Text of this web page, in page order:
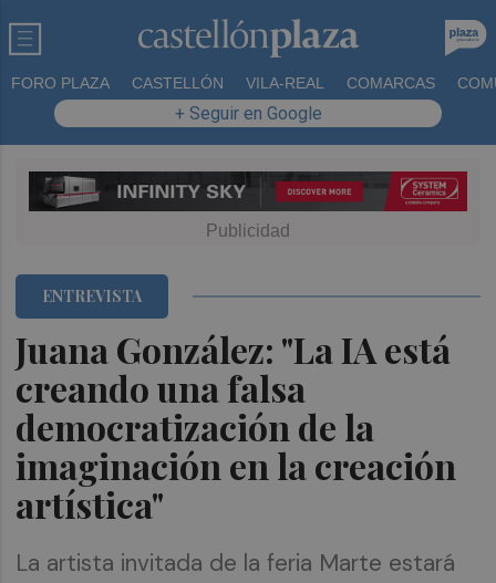
FORO PLAZA CASTELLÓN VILA-REAL COMARCAS
+ Seguir en Google
Juana González: "La IA está
creando una falsa
democratización de la
imaginación en la creación
artística"
ENTREVISTA
La artista invitada de la feria Marte estará